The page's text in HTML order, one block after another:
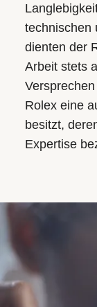
technischen
dienten der
Arbeit stets
Rolex eine
besitzt,
Expertise